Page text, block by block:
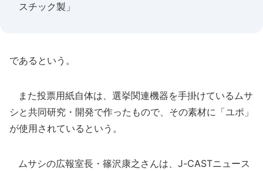
スチック製」
であるという。
また投票用紙自体は、選挙関連機器を手掛けているムサ
シと共同研究・開発で作ったもので、その素材に「ユポ」
が使用されているという。
ムサシの広報室長・篠沢康之さんは、J-CASTニュース